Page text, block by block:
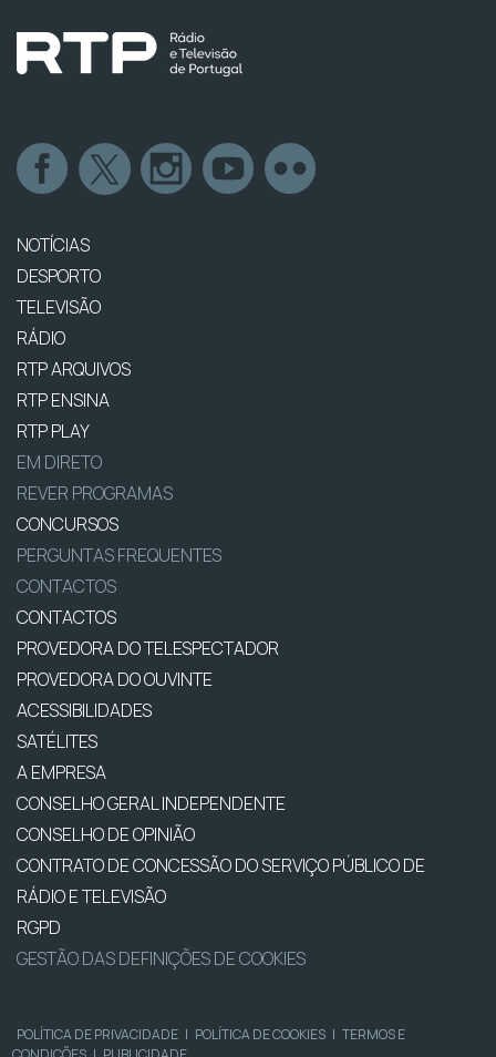
NOTÍCIAS
DESPORTO
TELEVISÃO
RÁDIO
RTP ARQUIVOS
RTP ENSINA
RTP PLAY
EM DIRETO
REVER PROGRAMAS
CONCURSOS
PERGUNTAS FREQUENTES
CONTACTOS
CONTACTOS
PROVEDORA DO TELESPECTADOR
PROVEDORA DO OUVINTE
ACESSIBILIDADES
SATÉLITES
A EMPRESA
CONSELHO GERAL INDEPENDENTE
CONSELHO DE OPINIÃO
CONTRATO DE CONCESSÃO DO SERVIÇO PÚBLICO DE
RÁDIO E TELEVISÃO
RGPD
GESTÃO DAS DEFINIÇÕES DE COOKIES
POLÍTICA DE PRIVACIDADE | POLÍTICA DE COOKIES | TERMOS E